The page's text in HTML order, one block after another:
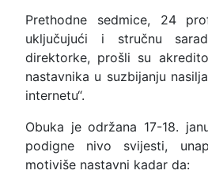
Prethodne sedmice, 24
uključujući i stručnu
direktorke, prošli su
nastavnika u suzbijanju
internetu“.
Obuka je održana 17-18.
podigne nivo svijesti,
motiviše nastavni kadar da: